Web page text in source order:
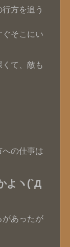
方を追う
そこにい
て、敵も
への仕事は
よヽ(`Д
があったが